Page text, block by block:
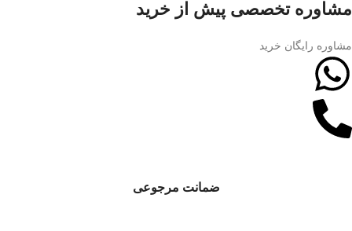
مشاوره تخصصی پیش از خرید
مشاوره رایگان خرید
ضمانت مرجوعی